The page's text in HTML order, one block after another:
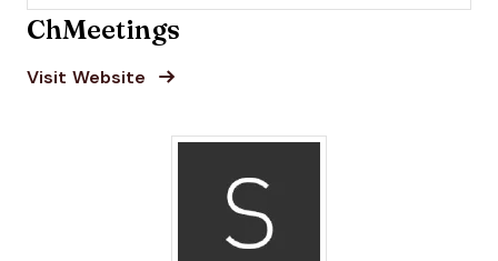
ChMeetings
Visit Website Opens New Window